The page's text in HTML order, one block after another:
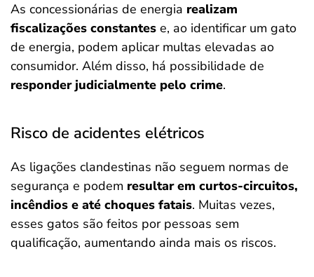
As concessionárias de energia realizam
fiscalizações constantes e, ao identificar um gato
de energia, podem aplicar multas elevadas ao
consumidor. Além disso, há possibilidade de
responder judicialmente pelo crime.
Risco de acidentes elétricos
As ligações clandestinas não seguem normas de
segurança e podem resultar em curtos-circuitos,
incêndios e até choques fatais. Muitas vezes,
esses gatos são feitos por pessoas sem
qualificação, aumentando ainda mais os riscos.